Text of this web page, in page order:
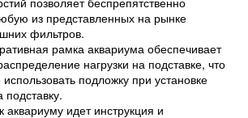
из представленных на рынке
фильтров.
рамка аквариума обеспечивает
нагрузки на подставке, что
подложку при установке
аквариуму идет инструкция и